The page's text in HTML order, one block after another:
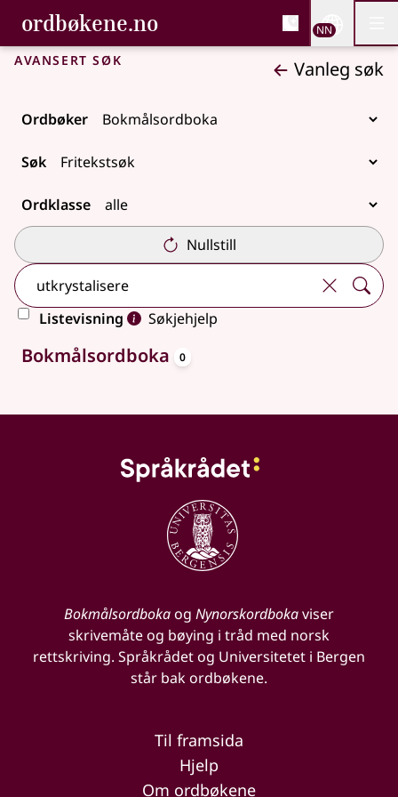
Gå til hovudinnhald
Tilgjenge
ordbøkene.no, Bokmålsordboka og
Bokmålsordboka og Nynorskordboka
NN
Avansert søk Vanleg søk
Ordbøker
Søk
Ordklasse
Nullstill
Listevisning
Søkjehjelp
Ingen treff
Bokmålsordboka 0
Bokmålsordbokaog Nynorskordbokaviser
skrivemåte og bøying i tråd med norsk
rettskriving. Språkrådet og Universitetet i Bergen
står bak ordbøkene.
Til framsida
Hjelp
Om ordbøkene